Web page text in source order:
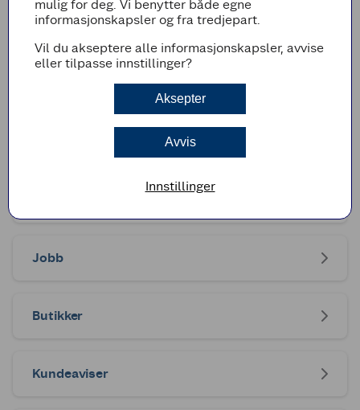
Jobb
Butikker
Kundeaviser
mulig for deg. Vi benytter både egne
informasjonskapsler og fra tredjepart.
Vil du akseptere alle informasjonskapsler, avvise
eller tilpasse innstillinger?
Aksepter
Avvis
Innstillinger